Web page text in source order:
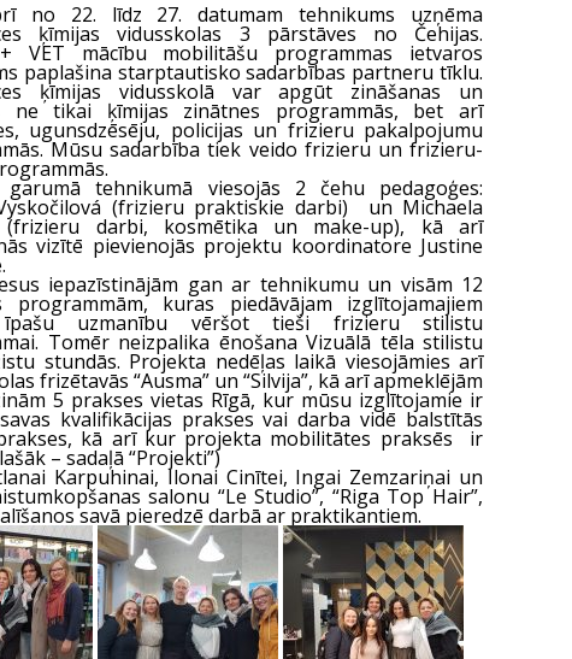
no 22. līdz 27. datumam tehnikums uzņēma
ķīmijas vidusskolas 3 pārstāves no Čehijas.
VET mācību mobilitāšu programmas ietvaros
paplašina starptautisko sadarbības partneru tīklu.
ķīmijas vidusskolā var apgūt zināšanas un
ne tikai ķīmijas zinātnes programmās, bet arī
ugunsdzēsēju, policijas un frizieru pakalpojumu
Mūsu sadarbība tiek veido frizieru un frizieru-
garumā tehnikumā viesojās 2 čehu pedagoģes:
(frizieru praktiskie darbi) un Michaela
(frizieru darbi, kosmētika un make-up), kā arī
vizītē pievienojās projektu koordinatore Justine
iepazīstinājām gan ar tehnikumu un visām 12
programmām, kuras piedāvājam izglītojamajiem
uzmanību vēršot tieši frizieru stilistu
Tomēr neizpalika ēnošana Vizuālā tēla stilistu
stundās. Projekta nedēļas laikā viesojāmies arī
frizētavās “Ausma” un “Silvija”, kā arī apmeklējām
5 prakses vietas Rīgā, kur mūsu izglītojamie ir
kvalifikācijas prakses vai darba vidē balstītās
kā arī kur projekta mobilitātes praksēs ir
– sadaļā “Projekti”)
Karpuhinai, Ilonai Cinītei, Ingai Zemzariņai un
salonu “Le Studio”, “Riga Top Hair”,
savā pieredzē darbā ar praktikantiem.